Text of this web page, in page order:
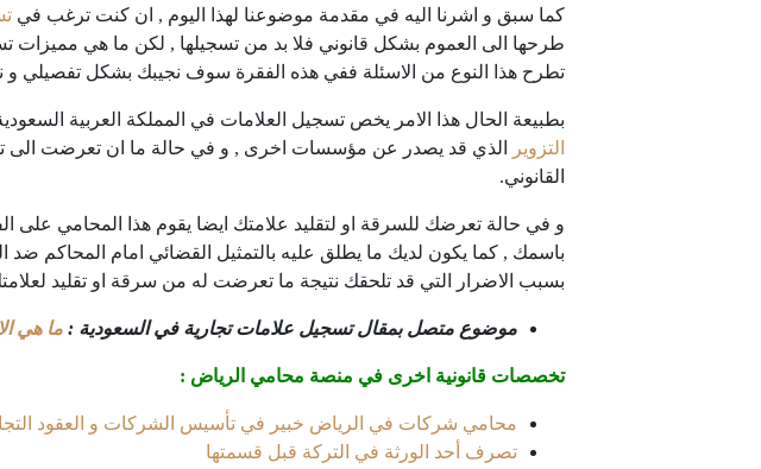
كما سبق و اشرنا اليه في مقدمة موضوعنا لهذا اليوم , ان كنت ترغب في
طرحها الى العموم بشكل قانوني فلا بد من تسجيلها , لكن ما هي
تطرح هذا النوع من الاسئلة ففي هذه الفقرة سوف نجيبك بشكل تفصيلي و
بطبيعة الحال هذا الامر يخص تسجيل العلامات في المملكة العربية
التزوير
الذي قد يصدر عن مؤسسات اخرى , و في حالة ما ان تعرضت الى
القانوني.
و في حالة تعرضك للسرقة او لتقليد علامتك ايضا يقوم هذا المحامي على
باسمك , كما يكون لديك ما يطلق عليه بالتمثيل القضائي امام المحاكم
بسبب الاضرار التي قد تلحقك نتيجة ما تعرضت له من سرقة او تقليد
موضوع متصل بمقال تسجيل علامات تجارية في السعودية : ما هي
تخصصات قانونية اخرى في منصة محامي الرياض :
محامي شركات في الرياض خبير في تأسيس الشركات و العقود
تصرف أحد الورثة في التركة قبل قسمتها